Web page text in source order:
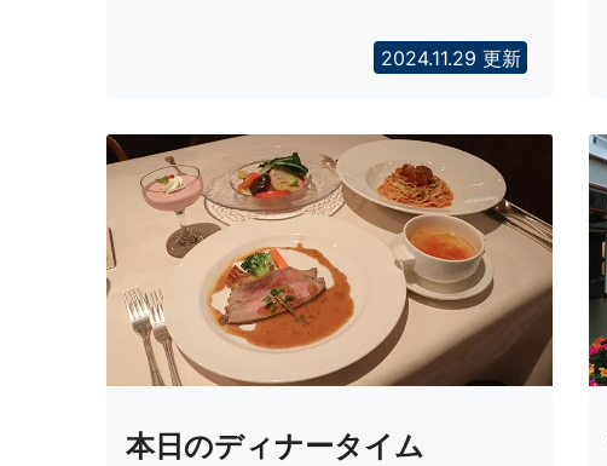
2024.11.29 更新
本日のディナータイム